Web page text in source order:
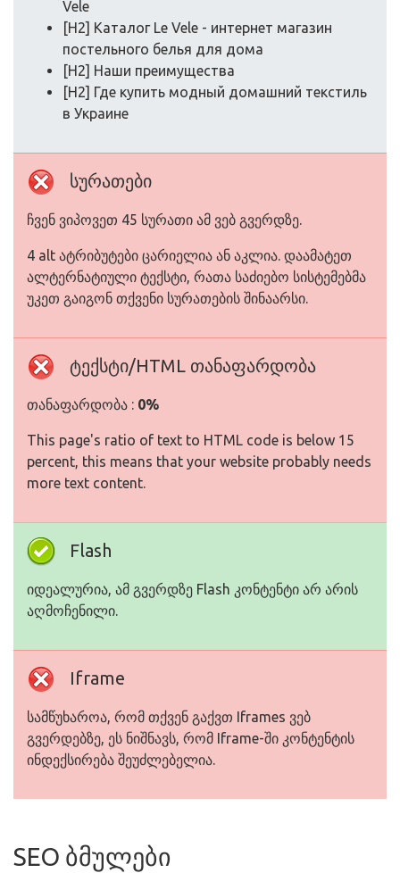
Vele
[H2] Каталог Le Vele - интернет магазин
постельного белья для дома
[H2] Наши преимущества
[H2] Где купить модный домашний текстиль
в Украине
სურათები
ჩვენ ვიპოვეთ 45 სურათი ამ ვებ გვერდზე.
4 alt ატრიბუტები ცარიელია ან აკლია. დაამატეთ
ალტერნატიული ტექსტი, რათა საძიებო სისტემებმა
უკეთ გაიგონ თქვენი სურათების შინაარსი.
ტექსტი/HTML თანაფარდობა
თანაფარდობა : 0%
This page's ratio of text to HTML code is below 15
percent, this means that your website probably needs
more text content.
Flash
იდეალურია, ამ გვერდზე Flash კონტენტი არ არის
აღმოჩენილი.
Iframe
სამწუხაროა, რომ თქვენ გაქვთ Iframes ვებ
გვერდებზე, ეს ნიშნავს, რომ Iframe-ში კონტენტის
ინდექსირება შეუძლებელია.
SEO ბმულები